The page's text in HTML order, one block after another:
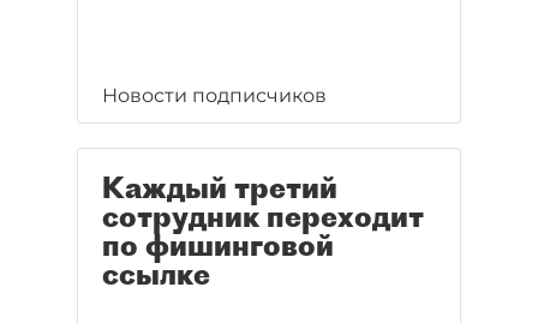
Новости подписчиков
Каждый третий
сотрудник переходит
по фишинговой
ссылке